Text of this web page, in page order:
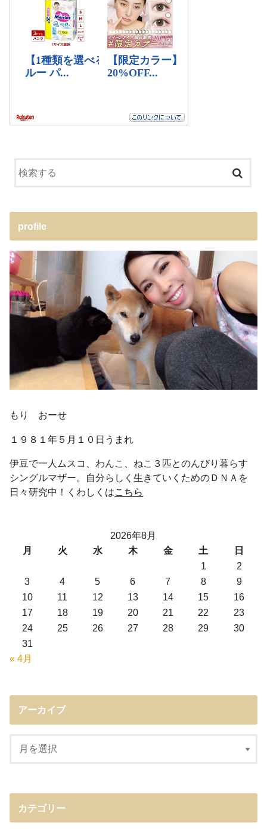
profile
もり おーせ
１９８１年５月１０日うまれ
伊豆で一人ムスコ、わんこ、ねこ３匹とのんびり暮らす
シングルマザー。自分らしく生きていくためのＤＮＡを
日々研究中！くわしくはこちら
2026年8月
月
火 水 木 金 土
日
1
2
3
4 5 6 7 8
9
10
11 12 13 14 15
16
17
18 19 20 21 22
23
24
25 26 27 28 29
30
31
« 4月
アーカイブ
カテゴリー